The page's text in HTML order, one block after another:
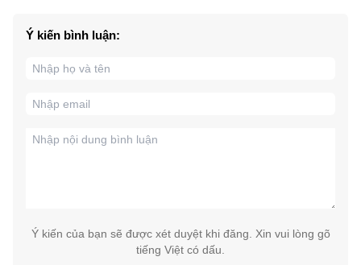
Ý kiến bình luận:
Ý kiến của bạn sẽ được xét duyệt khi đăng. Xin vui lòng gõ
tiếng Việt có dấu.